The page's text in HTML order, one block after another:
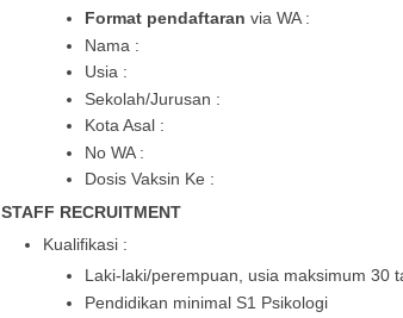
Format pendaftaran via WA :
Nama :
Usia :
Sekolah/Jurusan :
Kota Asal :
No WA :
Dosis Vaksin Ke :
STAFF RECRUITMENT
Kualifikasi :
Laki-laki/perempuan, usia maksimum 30
Pendidikan minimal S1 Psikologi